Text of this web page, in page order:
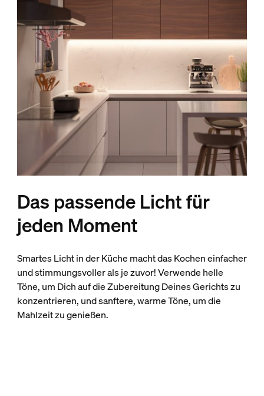
Das passende Licht für
jeden Moment
Smartes Licht in der Küche macht das Kochen einfacher
und stimmungsvoller als je zuvor! Verwende helle
Töne, um Dich auf die Zubereitung Deines Gerichts zu
konzentrieren, und sanftere, warme Töne, um die
Mahlzeit zu genießen.